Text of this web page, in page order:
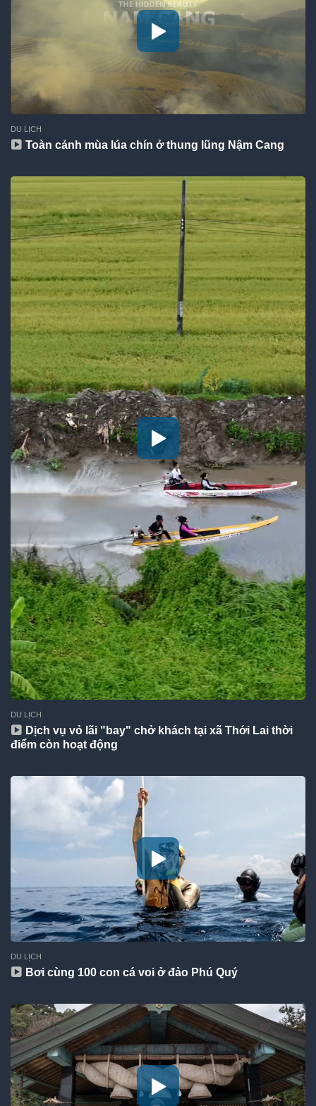
DU LỊCH
Toàn cảnh mùa lúa chín ở thung lũng Nậm Cang
DU LỊCH
Dịch vụ vỏ lãi "bay" chở khách tại xã Thới Lai thời
điểm còn hoạt động
DU LỊCH
Bơi cùng 100 con cá voi ở đảo Phú Quý